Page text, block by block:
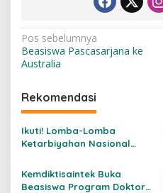
N
a
i
g
a
i
Pos sebelumnya
Beasiswa Pascasarjana ke
Australia
Rekomendasi
Ikuti! Lomba-Lomba
Ketarbiyahan Nasional
Kemdiktisaintek Buka
Beasiswa Program Doktor